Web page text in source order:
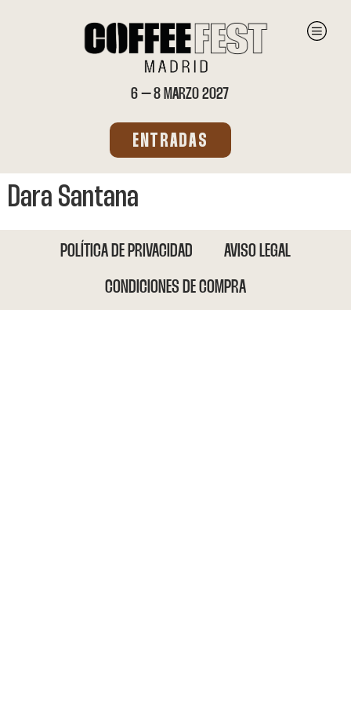
6 – 8 MARZO 2027
ENTRADAS
Dara Santana
POLÍTICA DE PRIVACIDAD AVISO LEGAL
CONDICIONES DE COMPRA